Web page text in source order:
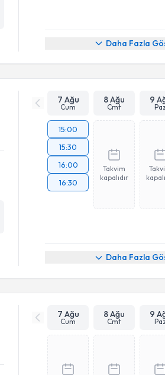
Daha Fazla
7 Ağu
Cum
8 Ağu
Cmt
9
15:00
15:30
16:00
16:30
Takvim
kapalıdır
Daha Fazla
7 Ağu
Cum
8 Ağu
Cmt
9